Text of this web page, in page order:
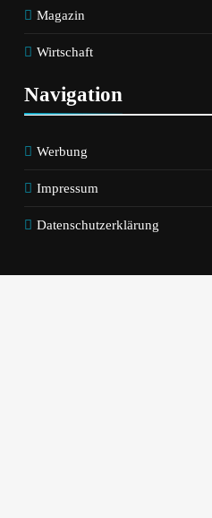
Magazin
Wirtschaft
Navigation
Werbung
Impressum
Datenschutzerklärung